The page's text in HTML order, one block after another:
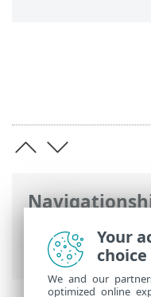
ESET Online-Hilfe
Premium
>
Your
choice
We and our
optimized online